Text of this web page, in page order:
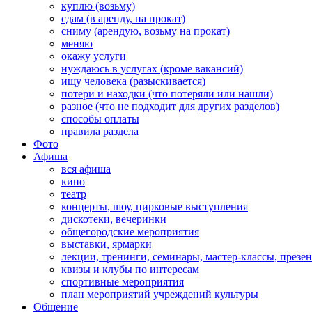
куплю (возьму)
сдам (в аренду, на прокат)
сниму (арендую, возьму на прокат)
меняю
окажу услуги
нуждаюсь в услугах (кроме вакансий)
ищу человека (разыскивается)
потери и находки (что потеряли или нашли)
разное (что не подходит для других разделов)
способы оплаты
правила раздела
Фото
Афиша
вся афиша
кино
театр
концерты, шоу, цирковые выступления
дискотеки, вечеринки
общегородские мероприятия
выставки, ярмарки
лекции, тренинги, семинары, мастер-классы,
квизы и клубы по интересам
спортивные мероприятия
план мероприятий учреждений культуры
Общение